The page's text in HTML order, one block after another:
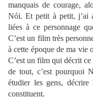
manquais de courage,
Nói. Et petit à petit, j’ai
liées à ce personnage
C’est un film très
à cette époque de ma vie
C’est un film qui décrit ce
de tout, c’est pourquoi
étudier les gens,
constituent.